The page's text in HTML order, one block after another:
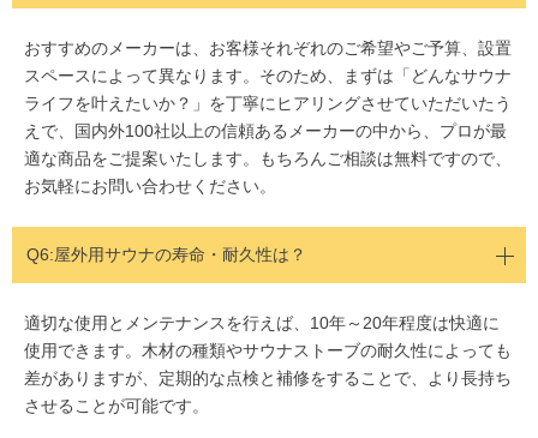
おすすめのメーカーは、お客様それぞれのご希望やご予算、設置
スペースによって異なります。そのため、まずは「どんなサウナ
ライフを叶えたいか？」を丁寧にヒアリングさせていただいたう
えで、国内外100社以上の信頼あるメーカーの中から、プロが最
適な商品をご提案いたします。もちろんご相談は無料ですので、
お気軽にお問い合わせください。
Q6:屋外用サウナの寿命・耐久性は？
適切な使用とメンテナンスを行えば、10年～20年程度は快適に
使用できます。木材の種類やサウナストーブの耐久性によっても
差がありますが、定期的な点検と補修をすることで、より長持ち
させることが可能です。